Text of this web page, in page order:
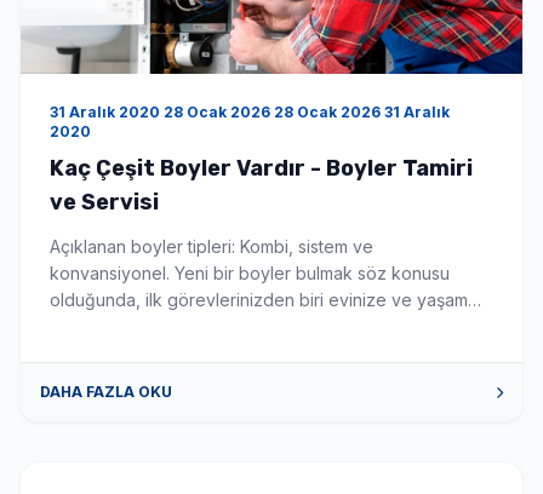
31 Aralık 2020 28 Ocak 2026 28 Ocak 2026 31 Aralık
2020
Kaç Çeşit Boyler Vardır - Boyler Tamiri
ve Servisi
Açıklanan boyler tipleri: Kombi, sistem ve
konvansiyonel. Yeni bir boyler bulmak söz konusu
olduğunda, ilk görevlerinizden biri evinize ve yaşam
DAHA FAZLA OKU